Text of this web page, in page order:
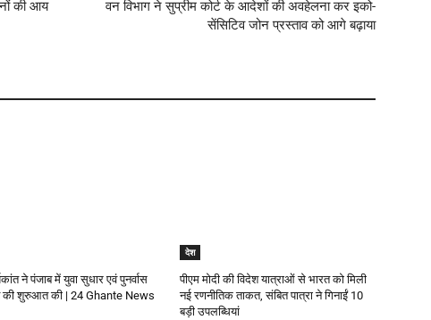
की आय
वन विभाग ने सुप्रीम कोर्ट के आदेशों की अवहेलना कर इको-
सेंसिटिव जोन प्रस्ताव को आगे बढ़ाया
ने पंजाब में युवा सुधार एवं पुनर्वास
की शुरुआत की | 24 Ghante News
देश
पीएम मोदी की विदेश यात्राओं से भारत को मिली
नई रणनीतिक ताकत, संबित पात्रा ने गिनाईं 10
बड़ी उपलब्धियां